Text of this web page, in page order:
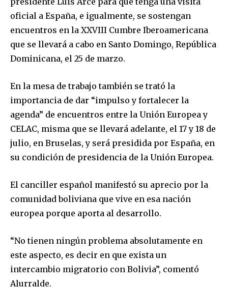
Join our community of
SUBSCRIBERS and be part of the
To subscribe, simply enter your email address on our website
or click the subscribe button below. Don't worry, we respect
your privacy and won't spam your inbox. Your information is
safe with us.
I've read and accept thePrivacy Policy.
oficial a España, e igualmente, se sostengan
encuentros en la XXVIII Cumbre Iberoamericana
que se llevará a cabo en Santo Domingo, República
Dominicana, el 25 de marzo.
En la mesa de trabajo también se trató la
importancia de dar “impulso y fortalecer la
agenda” de encuentros entre la Unión Europea y
CELAC, misma que se llevará adelante, el 17 y 18 de
julio, en Bruselas, y será presidida por España, en
su condición de presidencia de la Unión Europea.
El canciller español manifestó su aprecio por la
comunidad boliviana que vive en esa nación
europea porque aporta al desarrollo.
“No tienen ningún problema absolutamente en
este aspecto, es decir en que exista un
intercambio migratorio con Bolivia”, comentó
Alurralde.